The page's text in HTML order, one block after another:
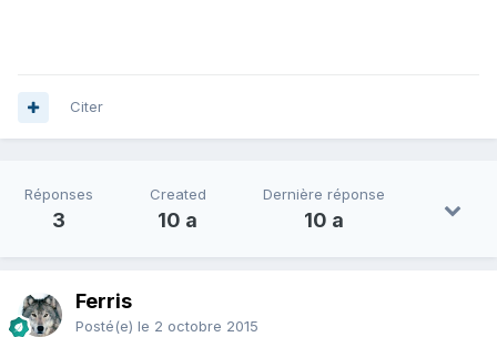
Citer
Réponses
3
Created
10 a
Dernière réponse
10 a
Ferris
Posté(e) le 2 octobre 2015